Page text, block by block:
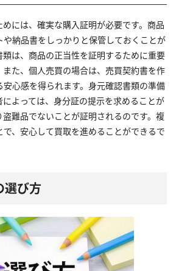
には、確実な購入証明が必要です。商品
や納品書をしっかりと保管しておくことが
は、商品の正当性を証明するために重要
また、個人売買の場合は、売買契約書を作
安心感を得られます。身元確認書類の準備
よっては、身分証の提示を求めることが
難品でないことが証明されるのです。複
、安心して買取を進めることができるで
選び方